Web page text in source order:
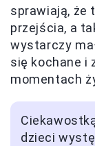
sprawiają, że
przejścia, a
wystarczy
się kochane i
momentach
dzieci